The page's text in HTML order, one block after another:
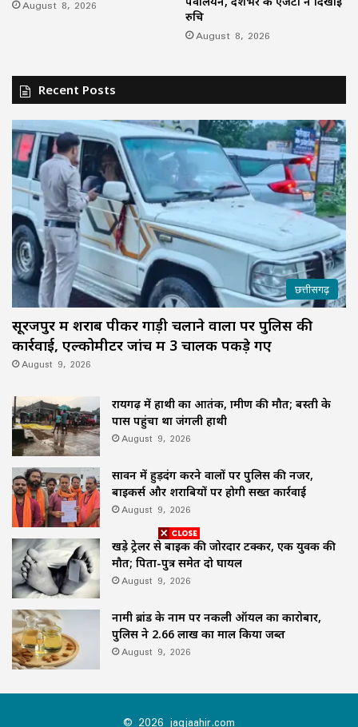
August 8, 2026
रुचि
August 8, 2026
Recent Posts
छत्तीसगढ़
सूरजपुर में शराब पीकर गाड़ी चलाने वालों पर पुलिस की
कार्रवाई, एल्कोमीटर जांच में 3 चालक पकड़े गए
August 9, 2026
रायगढ़ में हाथी का आतंक, ग्रामीण की मौत; बस्ती के
पास पहुंचा था जंगली हाथी
August 9, 2026
सावन में हुड़दंग करने वालों पर पुलिस की नजर,
बाइकर्स और शराबियों पर होगी सख्त कार्रवाई
August 9, 2026
खड़े ट्रेलर से बाइक की जोरदार टक्कर, एक युवक की
मौत; पिता-पुत्र समेत दो घायल
August 9, 2026
नामी ब्रांड के नाम पर नकली ऑयल का कारोबार,
पुलिस ने 2.66 लाख का माल किया जब्त
August 9, 2026
© 2026 jagjaahir.com